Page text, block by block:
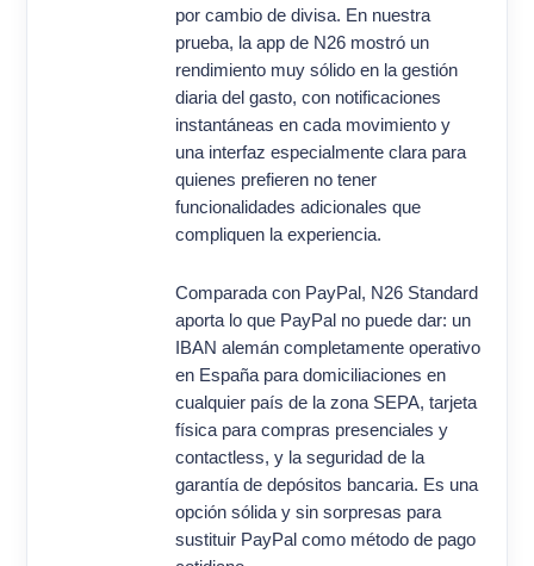
por cambio de divisa. En nuestra
prueba, la app de N26 mostró un
rendimiento muy sólido en la gestión
diaria del gasto, con notificaciones
instantáneas en cada movimiento y
una interfaz especialmente clara para
quienes prefieren no tener
funcionalidades adicionales que
compliquen la experiencia.
Comparada con PayPal, N26 Standard
aporta lo que PayPal no puede dar: un
IBAN alemán completamente operativo
en España para domiciliaciones en
cualquier país de la zona SEPA, tarjeta
física para compras presenciales y
contactless, y la seguridad de la
garantía de depósitos bancaria. Es una
opción sólida y sin sorpresas para
sustituir PayPal como método de pago